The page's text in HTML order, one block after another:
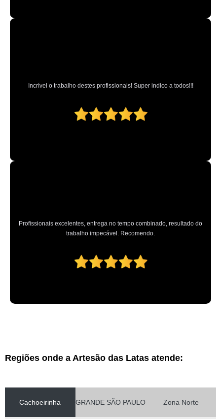
Incrível o trabalho destes profissionais! Super indico a todos!!!
Profissionais excelentes, entrega no tempo combinado, resultado do
trabalho impecável. Recomendo.
Regiões onde a Artesão das Latas atende:
Cachoeirinha GRANDE SÃO PAULO Zona Norte